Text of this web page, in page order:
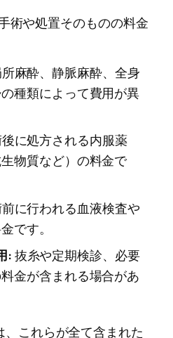
術や処置そのものの料金
所麻酔、静脈麻酔、全身
種類によって費用が異
に処方される内服薬
生物質など）の料金で
に行われる血液検査や
です。
:抜糸や定期検診、必要
金が含まれる場合があ
これらが全て含まれた